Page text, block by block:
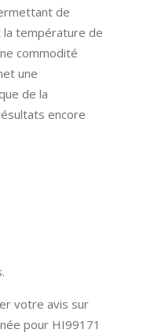
de
température de
commodité
une
de la
encore
votre avis sur
pour HI99171